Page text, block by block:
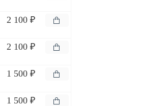
2 100 ₽
2 100 ₽
1 500 ₽
1 500 ₽